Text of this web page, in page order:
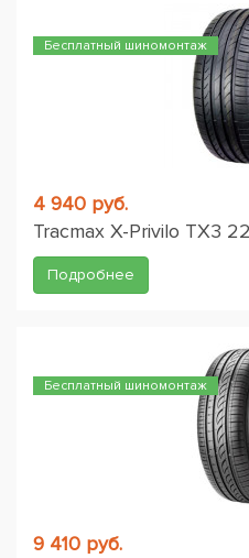
Бесплатный шиномонтаж
4 940 руб.
Tracmax X-Privilo TX3
Подробнее
Бесплатный шиномонтаж
9 410 руб.